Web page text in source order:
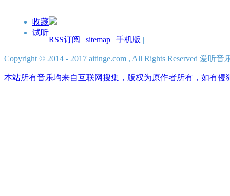
收藏
试听
RSS订阅 | sitemap | 手机版 |
Copyright © 2014 - 2017 aitinge.com , All Rights Reserved 爱听音
本站所有音乐均来自互联网搜集，版权为原作者所有，如有侵